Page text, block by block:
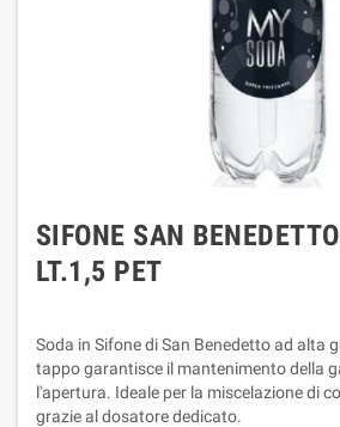
SIFONE SAN
LT.1,5 PET
Soda in Sifone di San Benedetto ad alta
tappo garantisce il mantenimento della
l'apertura. Ideale per la miscelazione di
grazie al dosatore dedicato.